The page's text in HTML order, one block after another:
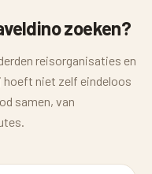
zoeken?
reisorganisaties en
niet zelf eindeloos
samen, van